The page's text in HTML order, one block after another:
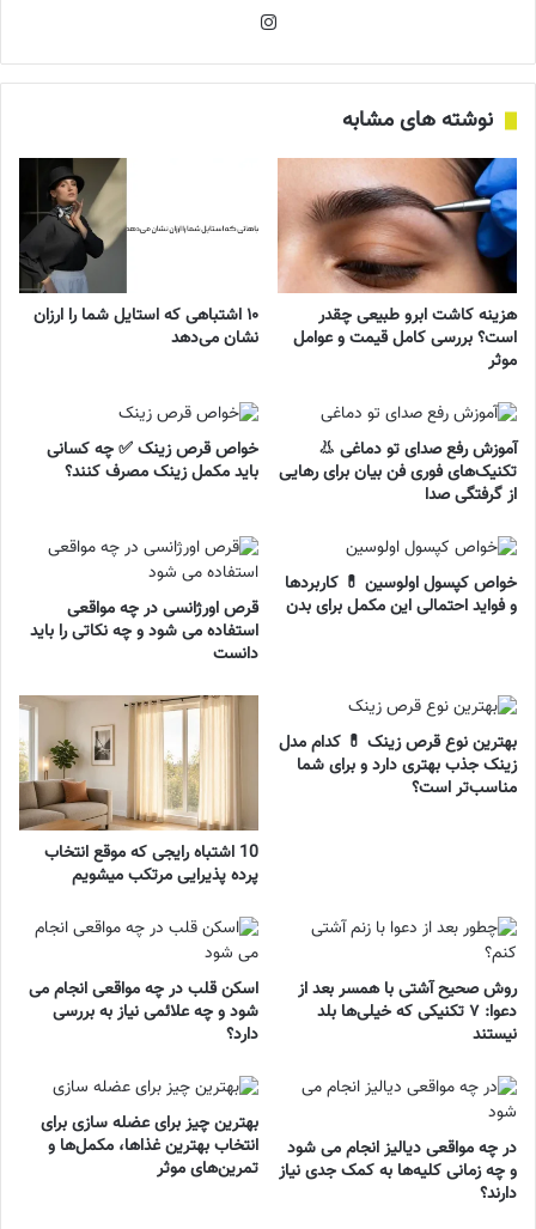
نوشته های مشابه
هزینه کاشت ابرو طبیعی چقدر
است؟ بررسی کامل قیمت و عوامل
موثر
۱۰ اشتباهی که استایل شما را ارزان
نشان می‌دهد
آموزش رفع صدای تو دماغی 👃
تکنیک‌های فوری فن بیان برای رهایی
از گرفتگی صدا
خواص قرص زینک ✅ چه کسانی
باید مکمل زینک مصرف کنند؟
خواص کپسول اولوسین 💊 کاربردها
و فواید احتمالی این مکمل برای بدن
قرص اورژانسی در چه مواقعی
استفاده می شود و چه نکاتی را باید
دانست
بهترین نوع قرص زینک 💊 کدام مدل
زینک جذب بهتری دارد و برای شما
مناسب‌تر است؟
10 اشتباه رایجی که موقع انتخاب
پرده پذیرایی مرتکب میشویم
روش صحیح آشتی با همسر بعد از
دعوا: ۷ تکنیکی که خیلی‌ها بلد
نیستند
اسکن قلب در چه مواقعی انجام می
شود و چه علائمی نیاز به بررسی
دارد؟
در چه مواقعی دیالیز انجام می شود
و چه زمانی کلیه‌ها به کمک جدی نیاز
دارند؟
بهترین چیز برای عضله سازی برای
انتخاب بهترین غذاها، مکمل‌ها و
تمرین‌های موثر